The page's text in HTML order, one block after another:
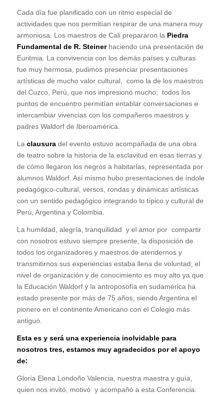
Cada día fue planificado con un ritmo especial de
actividades que nos permitían respirar de una manera muy
armoniosa. Los maestros de Cali prepararon la Piedra
Fundamental de R. Steinerhaciendo una presentación de
Euritmia. La convivencia con los demás países y culturas
fue muy hermosa, pudimos presenciar presentaciones
artísticas de mucho valor cultural, como la de los maestros
del Cuzco, Perú, que nos impresionó mucho; todos los
puntos de encuentro permitían entablar conversaciones e
intercambiar vivencias con los compañeros maestros y
padres Waldorf de Iberoamérica.
La clausuradel evento estuvo acompañada de una obra
de teatro sobre la historia de la esclavitud en esas tierras y
de cómo llegaron los negros a habitarlas, representada por
alumnos Waldorf. Así mismo hubo presentaciones de índole
pedagógico-cultural, versos, rondas y dinámicas artísticas
con un sentido pedagógico integrando lo típico y cultural de
Perú, Argentina y Colombia.
La humildad, alegría, tranquilidad y el amor por compartir
con nosotros estuvo siempre presente, la disposición de
todos los organizadores y maestros de atendernos y
transmitirnos sus experiencias estaba llena de voluntad; el
nivel de organización y de conocimiento es muy alto ya que
la Educación Waldorf y la antroposofía en sudamérica ha
estado presente por más de 75 años, siendo Argentina el
pionero en el continente Americano con el Colegio más
antiguo.
Esta es y será una experiencia inolvidable para
nosotros tres, estamos muy agradecidos por el apoyo
de:
Gloria Elena Londoño Valencia, nuestra maestra y guía,
quien nos invitó, motivó y acompañó a esta Conferencia.